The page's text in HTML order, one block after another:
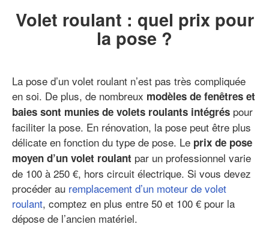
Volet roulant : quel prix pour
la pose ?
La pose d’un volet roulant n’est pas très compliquée
en soi. De plus, de nombreux modèles de fenêtres et
baies sont munies de volets roulants intégrés pour
faciliter la pose. En rénovation, la pose peut être plus
délicate en fonction du type de pose. Le prix de pose
moyen d’un volet roulant par un professionnel varie
de 100 à 250 €, hors circuit électrique. Si vous devez
procéder au remplacement d’un moteur de volet
roulant, comptez en plus entre 50 et 100 € pour la
dépose de l’ancien matériel.